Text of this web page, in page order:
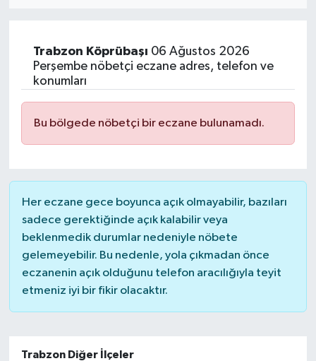
Trabzon Köprübaşı 06 Ağustos 2026
Perşembe nöbetçi eczane adres, telefon ve
konumları
Bu bölgede nöbetçi bir eczane bulunamadı.
Her eczane gece boyunca açık olmayabilir, bazıları
sadece gerektiğinde açık kalabilir veya
beklenmedik durumlar nedeniyle nöbete
gelemeyebilir. Bu nedenle, yola çıkmadan önce
eczanenin açık olduğunu telefon aracılığıyla teyit
etmeniz iyi bir fikir olacaktır.
Trabzon Diğer İlçeler
Sağlık
Kültür & Sanat
Teknoloji
Bilim
Genel
Bilim, Teknoloji